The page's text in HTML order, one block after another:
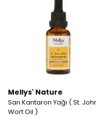
Mellys' Nature
Sarı Kantaron Yağı ( St.
Wort Oil )